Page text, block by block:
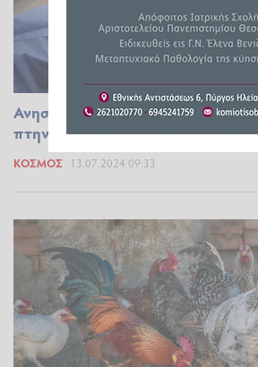
Ανησυχία στις ΗΠΑ: Κρούσματα
πτηνών H5 τρεις άνθρωποι
ΚΌΣΜΟΣ 13.07.2024 09:33